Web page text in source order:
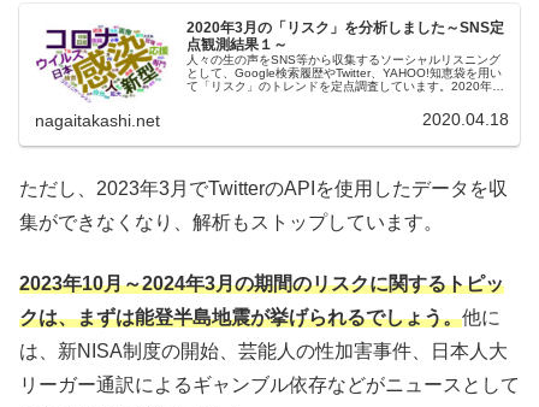
2020年3月の「リスク」を分析しました～SNS定
点観測結果１～
人々の生の声をSNS等から収集するソーシャルリスニング
として、Google検索履歴やTwitter、YAHOO!知恵袋を用い
て「リスク」のトレンドを定点調査しています。2020年3
〇〇しても大丈夫か？という行動の可否の判断にとても高
い情報ニーズがあることが浮かび上がってきました。
nagaitakashi.net 2020.04.18
ただし、2023年3月でTwitterのAPIを使用したデータを収
集ができなくなり、解析もストップしています。
2023年10月～2024年3月の期間のリスクに関するトピッ
クは、まずは能登半島地震が挙げられるでしょう。他に
は、新NISA制度の開始、芸能人の性加害事件、日本人大
リーガー通訳によるギャンブル依存などがニュースとして